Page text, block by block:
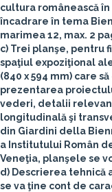
cultura românească
încadrare în tema
marimea 12, max. 2
c) Trei planşe, pentru
spaţiul expoziţional
(840 x 594 mm) care
prezentarea
vederi, detalii
longitudinală şi
din Giardini della
a Institutului Român
Veneţia, planşele se
d) Descrierea
se va ţine cont de